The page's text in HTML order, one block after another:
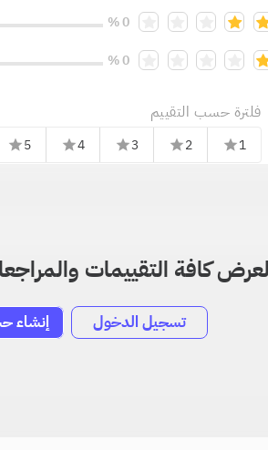
0 %
0 %
فلترة حسب التقييم
1
star
2
star
3
star
4
star
5
star
لعرض كافة التقييمات
تسجيل الدخول إنشاء